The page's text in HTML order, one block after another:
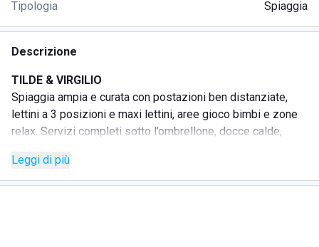
Tipologia Spiaggia
Descrizione
TILDE & VIRGILIO
Spiaggia ampia e curata con postazioni ben distanziate,
lettini a 3 posizioni e maxi lettini, aree gioco bimbi e zone
relax. Servizi completi sotto l’ombrellone, docce calde,
deposito giochi e animazione soft. Campi per beach volley
e beach tennis, bocce e ping-pong; Wi-Fi e parcheggio bici.
Leggi di più